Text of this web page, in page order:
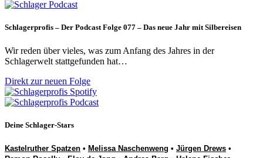
Schlagerprofis – Der Podcast Folge 077 – Das neue Jahr mit Silbereisen
Wir reden über vieles, was zum Anfang des Jahres in der
Schlagerwelt stattgefunden hat…
Direkt zur neuen Folge
Deine Schlager-Stars
Kastelruther Spatzen • Melissa Naschenweng • Jürgen Drews •